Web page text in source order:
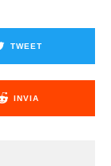
TWEET
INVIA